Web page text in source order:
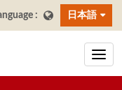
日本語